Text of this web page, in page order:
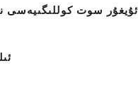
ئۇيغۇر سوت